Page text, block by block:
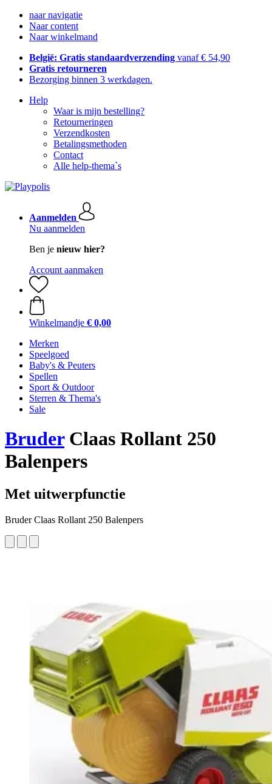
naar navigatie
Naar content
Naar winkelmand
België: Gratis standaardverzending vanaf € 54,90
Gratis retourneren
Bezorging binnen 3 werkdagen.
Help
Waar is mijn bestelling?
Retourneringen
Verzendkosten
Betalingsmethoden
Contact
Alle help-thema`s
Aanmelden
Nu aanmelden
Ben je nieuw hier?
Account aanmaken
Winkelmandje € 0,00
Merken
Speelgoed
Baby's & Peuters
Spellen
Sport & Outdoor
Sterren & Thema's
Sale
BruderClaas Rollant 250
Balenpers
Met uitwerpfunctie
Bruder Claas Rollant 250 Balenpers